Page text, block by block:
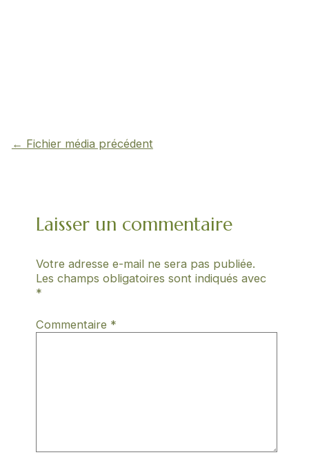
← Fichier média précédent
Laisser un commentaire
Votre adresse e-mail ne sera pas publiée.
Les champs obligatoires sont indiqués avec
*
Commentaire *